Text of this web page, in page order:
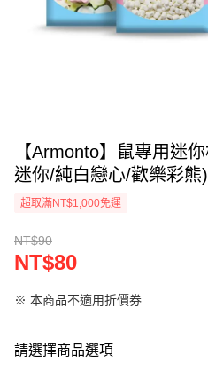
【Armonto】鼠專用迷
迷你/純白戀心/歡樂彩熊
超取滿NT$1,000免運
NT$90
NT$80
※ 本商品不適用折價券
請選擇商品選項